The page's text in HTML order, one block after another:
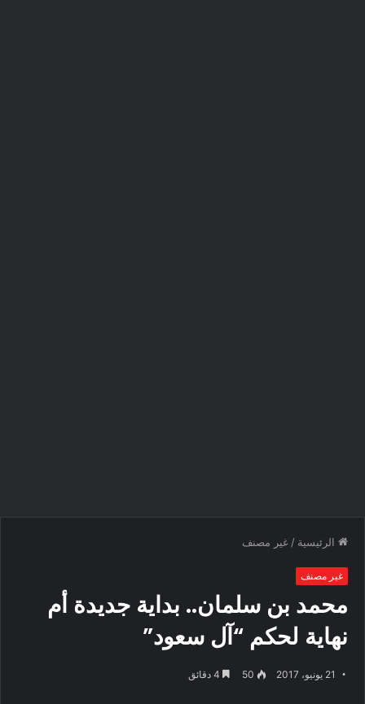
الرئيسية / غير مصنف
غير مصنف
محمد بن سلمان.. بداية جديدة أم
نهاية لحكم “آل سعود”
21 يونيو، 2017 50